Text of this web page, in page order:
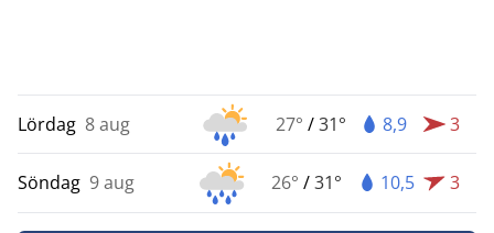
Lördag 8 aug 27° /31° 8,9 3
Söndag 9 aug 26° /31° 10,5 3